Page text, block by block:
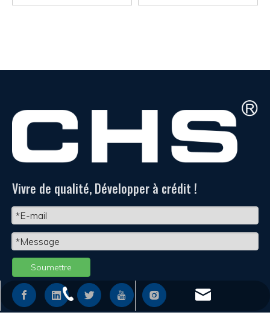
Vivre de qualité, Développer à crédit !
Soumettre
+86 - 577 - 62798390
info@chs.com.cn